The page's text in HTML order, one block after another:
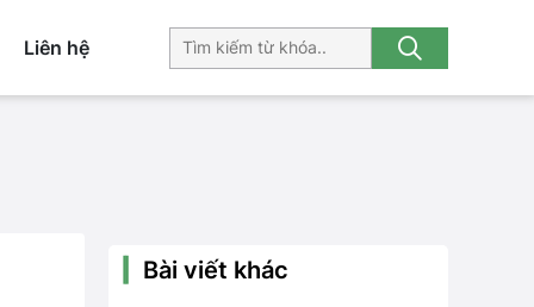
Liên hệ
Bài viết khác